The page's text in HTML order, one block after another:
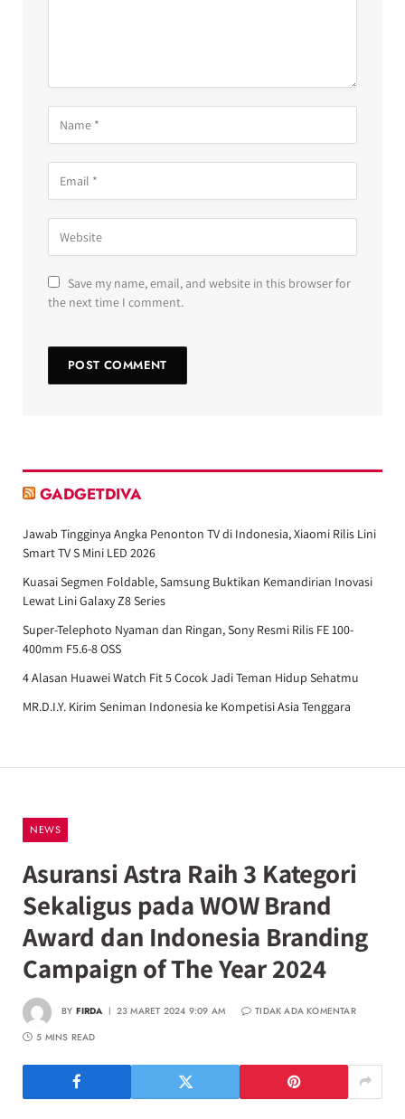
Save my name, email, and website in this browser for
the next time I comment.
GADGETDIVA
Jawab Tingginya Angka Penonton TV di Indonesia, Xiaomi Rilis Lini
Smart TV S Mini LED 2026
Kuasai Segmen Foldable, Samsung Buktikan Kemandirian Inovasi
Lewat Lini Galaxy Z8 Series
Super-Telephoto Nyaman dan Ringan, Sony Resmi Rilis FE 100-
400mm F5.6-8 OSS
4 Alasan Huawei Watch Fit 5 Cocok Jadi Teman Hidup Sehatmu
MR.D.I.Y. Kirim Seniman Indonesia ke Kompetisi Asia Tenggara
NEWS
Asuransi Astra Raih 3 Kategori
Sekaligus pada WOW Brand
Award dan Indonesia Branding
Campaign of The Year 2024
BY FIRDA 23 MARET 2024 9:09 AM
TIDAK ADA KOMENTAR
5 MINS READ